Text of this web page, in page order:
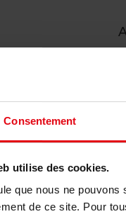
Consentement
utilise des cookies.
que nous ne
de ce site. Pour